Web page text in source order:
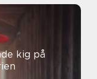
kig på